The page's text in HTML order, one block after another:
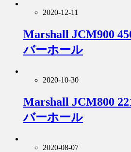
2020-12-11
Marshall JCM900
バーホール
2020-10-30
Marshall JCM800
バーホール
2020-08-07